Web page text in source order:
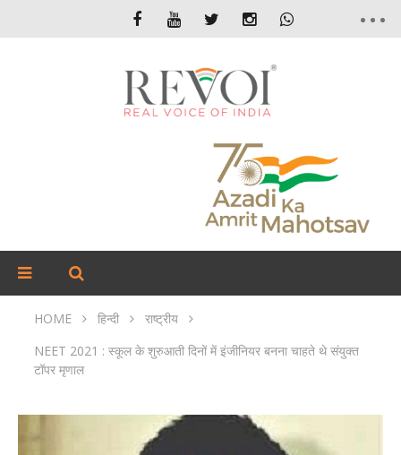
HOME हिन्दी
राष्ट्रीय
NEET 2021 : स्कूल के शुरुआती दिनों में इंजीनियर बनना चाहते थे संयुक्त
टॉपर मृणाल